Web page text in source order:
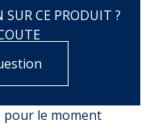
CE PRODUIT ?
pour le moment